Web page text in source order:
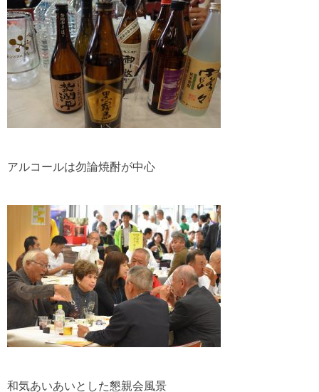
アルコールは勿論焼酎が中心
和気あいあいとした懇親会風景